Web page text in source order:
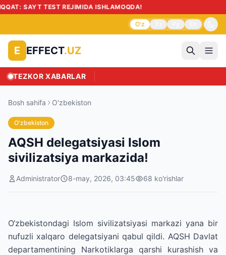
O'z
E EFFECT.UZ
TEZKOR XABARLAR
Bosh sahifa O'zbekiston
O'zbekiston
AQSH delegatsiyasi Islom
sivilizatsiya markazida!
Administrator 8-may, 2026, 03:45 68 ko'rishlar
O‘zbekistondagi Islom sivilizatsiyasi markazi yana bir
nufuzli xalqaro delegatsiyani qabul qildi. AQSH Davlat
departamentining Narkotiklarga qarshi kurashish va